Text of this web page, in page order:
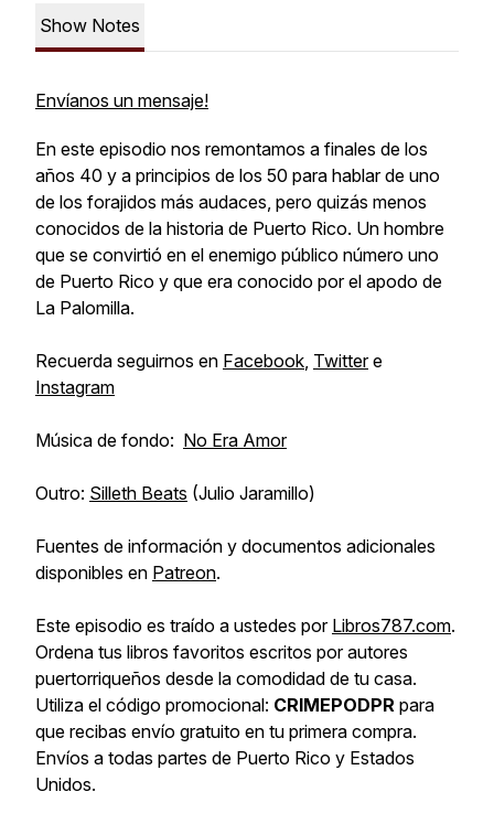
Show Notes
Envíanos un mensaje!
En este episodio nos remontamos a finales de los
años 40 y a principios de los 50 para hablar de uno
de los forajidos más audaces, pero quizás menos
conocidos de la historia de Puerto Rico. Un hombre
que se convirtió en el enemigo público número uno
de Puerto Rico y que era conocido por el apodo de
La Palomilla.
Recuerda seguirnos en Facebook, Twittere
Instagram
Música de fondo: No Era Amor
Outro: Silleth Beats (Julio Jaramillo)
Fuentes de información y documentos adicionales
disponibles en Patreon.
Este episodio es traído a ustedes por Libros787.com.
Ordena tus libros favoritos escritos por autores
puertorriqueños desde la comodidad de tu casa.
Utiliza el código promocional: CRIMEPODPR para
que recibas envío gratuito en tu primera compra.
Envíos a todas partes de Puerto Rico y Estados
Unidos.